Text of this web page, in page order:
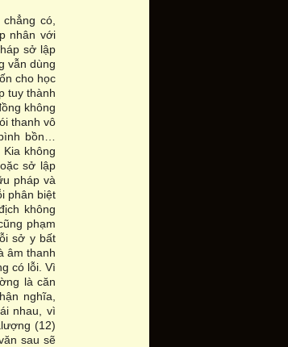
có,
nhân với
sở lập
vẫn dùng
cho học
tuy thành
không
thanh vô
bồn…
không
sở lập
pháp và
phân biệt
không
phạm
sở y bất
âm thanh
có lỗi. Vì
là căn
nghĩa,
nhau, vì
(12)
sau sẽ